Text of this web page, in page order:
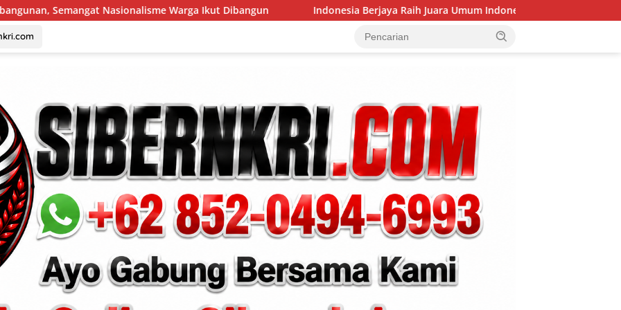
Warga Ikut Dibangun Indonesia Berjaya Raih Juara Umum Indonesia Open 8th Asian Taekwondo Indonesia